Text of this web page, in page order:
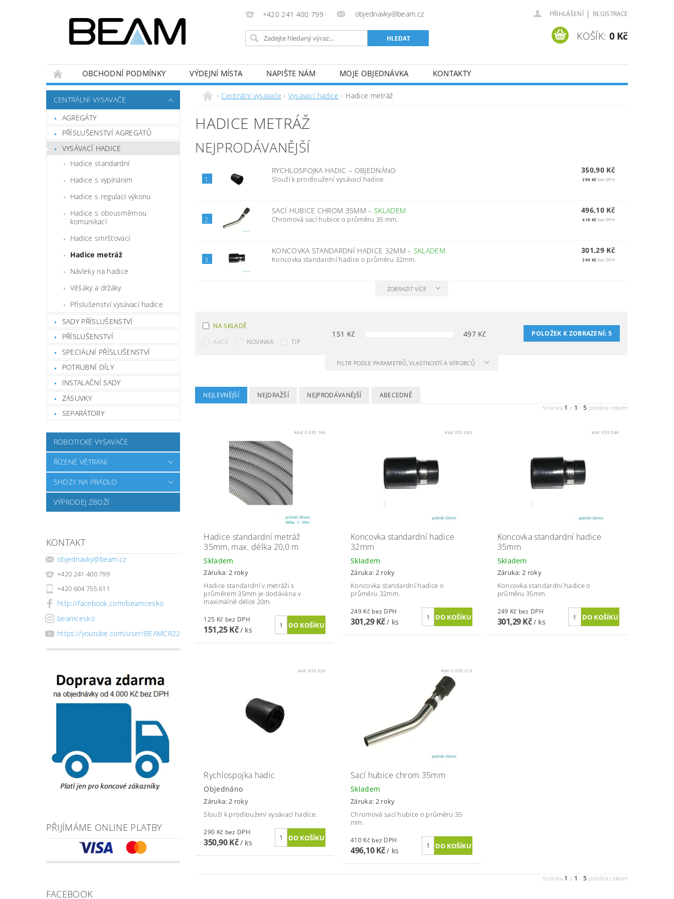
+420 241 400 799 objednavky@beam.cz PŘIHLÁŠENÍ | REGISTRACE
KOŠÍK: 0 Kč
OBCHODNÍ PODMÍNKY VÝDEJNÍ MÍSTA NAPIŠTE NÁM MOJE OBJEDNÁVKA KONTAKTY
CENTRÁLNÍ VYSAVAČE
AGREGÁTY
PŘÍSLUŠENSTVÍ AGREGÁTŮ
VYSÁVACÍ HADICE
Hadice standardní
Hadice s vypínáním
Hadice s regulací výkonu
Hadice s obousměrnou
komunikací
Hadice smršťovací
Hadice metráž
Návleky na hadice
Věšáky a držáky
Příslušenství vysávací hadice
SADY PŘÍSLUŠENSTVÍ
PŘÍSLUŠENSTVÍ
SPECIÁLNÍ PŘÍSLUŠENSTVÍ
POTRUBNÍ DÍLY
INSTALAČNÍ SADY
ZÁSUVKY
SEPARÁTORY
ROBOTICKÉ VYSAVAČE
ŘÍZENÉ VĚTRÁNÍ
SHOZY NA PRÁDLO
VÝPRODEJ ZBOŽÍ
KONTAKT
objednavky@beam.cz
+420 241 400 799
+420 604 755 611
http://facebook.com/beamcesko
beamcesko
https://youtube.com/user/BEAMCR22
PŘIJÍMÁME ONLINE PLATBY
FACEBOOK
Centrální vysavače Vysávací hadice Hadice metráž
HADICE METRÁŽ
NEJPRODÁVANĚJŠÍ
1.
RYCHLOSPOJKA HADIC– OBJEDNÁNO
Slouží k prodloužení vysávací hadice.
350,90 Kč
290 Kč bez DPH
2.
SACÍ HUBICE CHROM 35MM– SKLADEM
Chromová sací hubice o průměru 35 mm.
496,10 Kč
410 Kč bez DPH
3.
KONCOVKA STANDARDNÍ HADICE 32MM– SKLADEM
Koncovka standardní hadice o průměru 32mm.
301,29 Kč
249 Kč bez DPH
ZOBRAZIT VÍCE
NA SKLADĚ
AKCE
NOVINKA TIP
151 Kč 497Kč POLOŽEK K ZOBRAZENÍ:5
FILTR PODLE PARAMETRŮ, VLASTNOSTÍ A VÝROBCŮ
NEJLEVNĚJŠÍ NEJDRAŽŠÍ NEJPRODÁVANĚJŠÍ ABECEDNĚ
Stránka 1 z 1 -5 položek celkem
Kód: C 035 166
Hadice standardní metráž
35mm, max. délka 20,0 m
Skladem
Záruka: 2 roky
Hadice standardní v metráži s
průměrem 35mm je dodávána v
maximálné délce 20m.
125 Kč bez DPH
151,25 Kč/ ks
Kód: 055 045
Koncovka standardní hadice
32mm
Skladem
Záruka: 2 roky
Koncovka standardní hadice o
průměru 32mm.
249 Kč bez DPH
301,29 Kč/ ks
Kód:055 046
Koncovka standardní hadice
35mm
Skladem
Záruka: 2 roky
Koncovka standardní hadice o
průměru 35mm.
249 Kč bez DPH
301,29 Kč/ ks
Kód:055 029
Rychlospojka hadic
Objednáno
Záruka: 2 roky
Slouží k prodloužení vysávací hadice.
290 Kč bez DPH
350,90 Kč/ ks
Kód:C 035 216
Sací hubice chrom 35mm
Skladem
Záruka: 2 roky
Chromová sací hubice o průměru 35
mm.
410 Kč bez DPH
496,10 Kč/ ks
Stránka 1 z 1 -5 položek celkem